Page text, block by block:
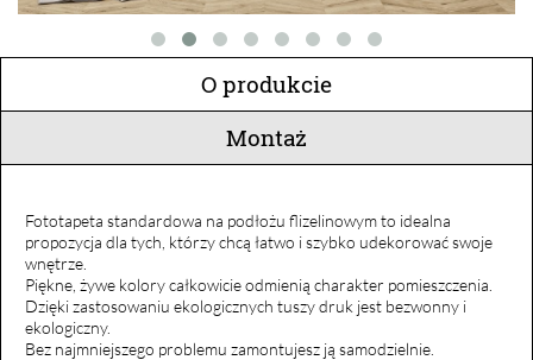
O produkcie
Montaż
Fototapeta standardowa na podłożu flizelinowym to idealna
propozycja dla tych, którzy chcą łatwo i szybko udekorować swoje
wnętrze.
Piękne, żywe kolory całkowicie odmienią charakter pomieszczenia.
Dzięki zastosowaniu ekologicznych tuszy druk jest bezwonny i
ekologiczny.
Bez najmniejszego problemu zamontujesz ją samodzielnie.